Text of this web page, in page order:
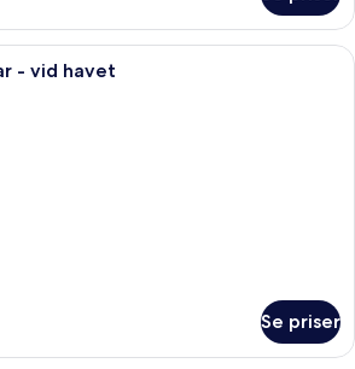
Ett hotellrum med två sängar, en
- vid havet
Se priser